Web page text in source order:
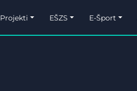
Projekti EŠZS E-Šport